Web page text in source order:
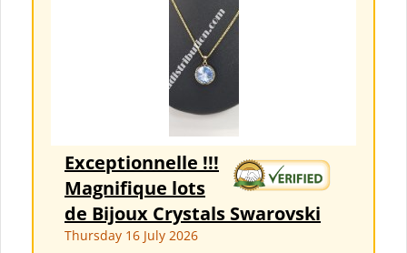
Exceptionnelle !!!
Magnifique lots
de Bijoux Crystals Swarovski
Thursday 16 July 2026